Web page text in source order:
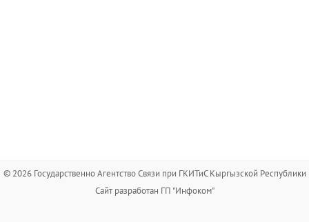
© 2026 Государственно Агентство Связи при ГКИТиС Кыргызской Республики
Сайт разработан ГП "Инфоком"